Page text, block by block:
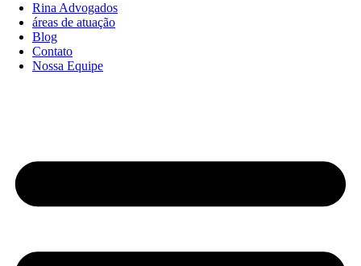
Rina Advogados
áreas de atuação
Blog
Contato
Nossa Equipe